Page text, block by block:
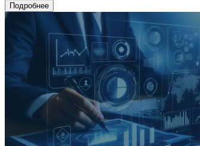
Подробнее